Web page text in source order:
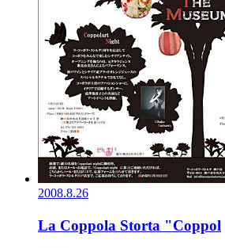
2008.8.26
La Coppola Storta "Coppol